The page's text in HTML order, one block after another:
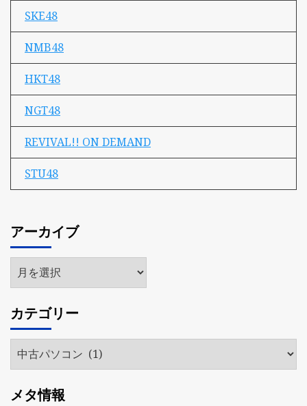
SKE48
NMB48
HKT48
NGT48
REVIVAL!! ON DEMAND
STU48
アーカイブ
ア
ー
イ
ブ
カテゴリー
リ
メタ情報